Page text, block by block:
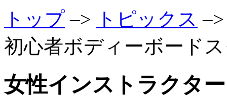
トップ –> トピックス
初心者ボディーボード
女性インストラクタ